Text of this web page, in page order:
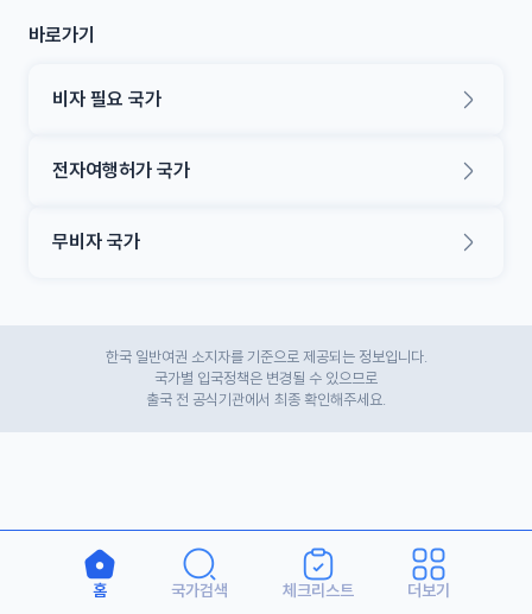
바로가기
비자 필요 국가
전자여행허가 국가
무비자 국가
한국 일반여권 소지자를 기준으로 제공되는 정보입니다.
국가별 입국정책은 변경될 수 있으므로
출국 전 공식기관에서 최종 확인해주세요.
홈 국가검색 체크리스트 더보기